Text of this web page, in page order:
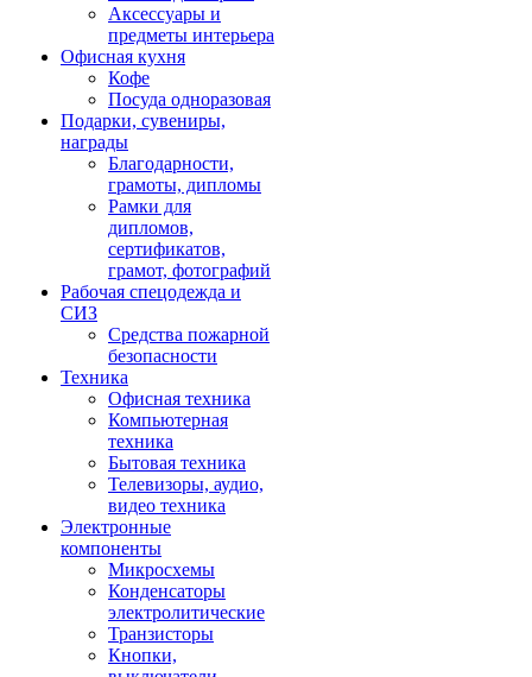
Аксессуары и
предметы интерьера
Офисная кухня
Кофе
Посуда одноразовая
Подарки, сувениры,
награды
Благодарности,
грамоты, дипломы
Рамки для
дипломов,
сертификатов,
грамот, фотографий
Рабочая спецодежда и
СИЗ
Средства пожарной
безопасности
Техника
Офисная техника
Компьютерная
техника
Бытовая техника
Телевизоры, аудио,
видео техника
Электронные
компоненты
Микросхемы
Конденсаторы
электролитические
Транзисторы
Кнопки,